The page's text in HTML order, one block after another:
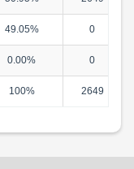
49.05% 0
0.00% 0
100% 2649